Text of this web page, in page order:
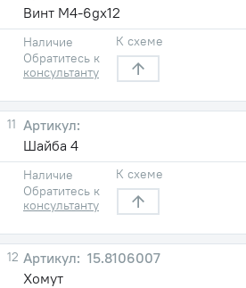
Винт М4-6gх12
Наличие
Обратитесь к
консультанту
К схеме
11
Шайба 4
Наличие
Обратитесь к
консультанту
К схеме
12
15.8106007
Хомут